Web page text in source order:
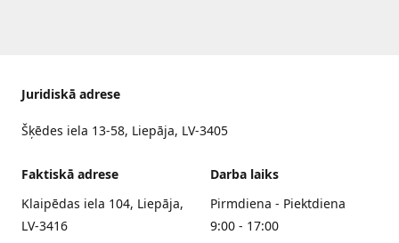
Juridiskā adrese
Šķēdes iela 13-58, Liepāja, LV-3405
Faktiskā adrese
Klaipēdas iela 104, Liepāja,
LV-3416
Darba laiks
Pirmdiena - Piektdiena
9:00 - 17:00